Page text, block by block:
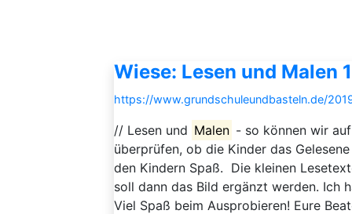
Wiese: Lesen und Malen 1
https://www.grundschuleundbasteln.de/
// Lesen und Malen - so können wir
überprüfen, ob die Kinder das
den Kindern Spaß. Die kleinen
soll dann das Bild ergänzt werden.
Viel Spaß beim Ausprobieren! Eure